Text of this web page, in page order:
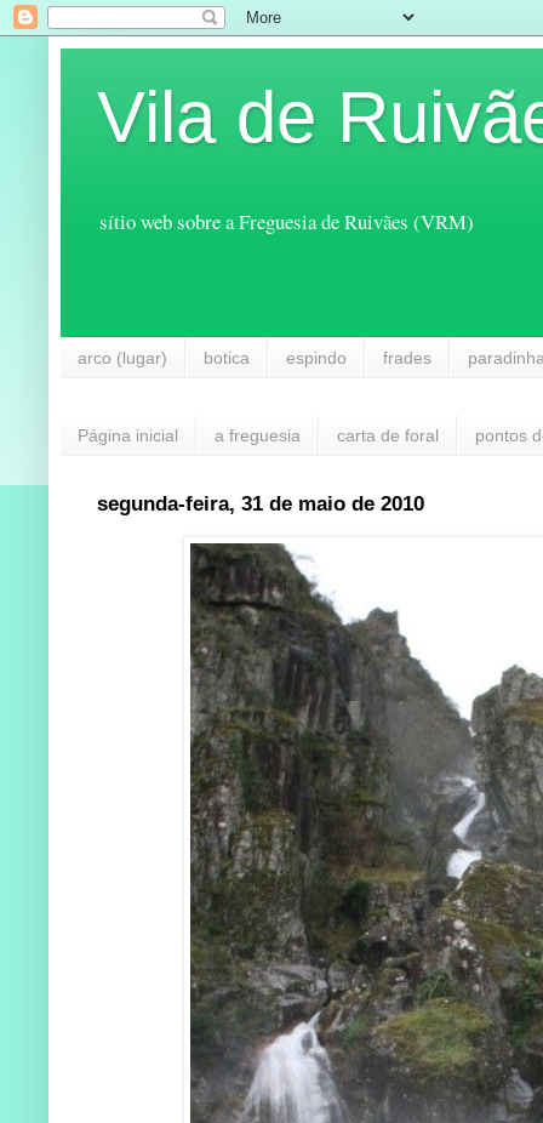
Vila de
sítio web sobre a Freguesia de Ruivães (VRM)
arco (lugar) botica espindo frades
Página inicial a freguesia carta de foral pontos
segunda-feira, 31 de maio de 2010